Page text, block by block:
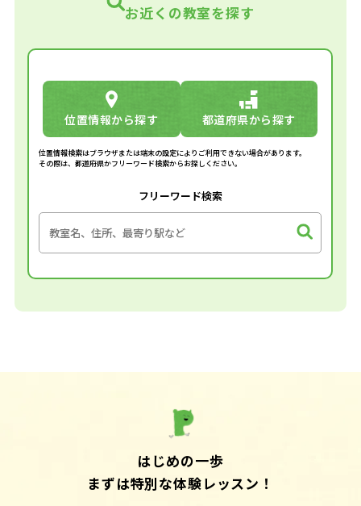
お近くの教室を探す
位置情報から探す 都道府県から探す
位置情報検索はブラウザまたは端末の設定によりご利用できない場合があります。
その際は、都道府県かフリーワード検索からお探しください。
フリーワード検索
はじめの一歩
まずは特別な体験レッスン！